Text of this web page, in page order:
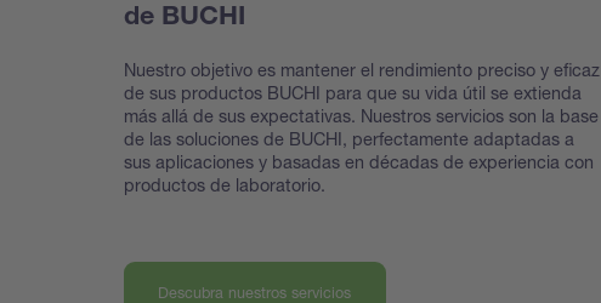
de BUCHI
Nuestro objetivo es mantener el rendimiento preciso y eficaz
de sus productos BUCHI para que su vida útil se extienda
más allá de sus expectativas. Nuestros servicios son la base
de las soluciones de BUCHI, perfectamente adaptadas a
sus aplicaciones y basadas en décadas de experiencia con
productos de laboratorio.
Descubra nuestros servicios